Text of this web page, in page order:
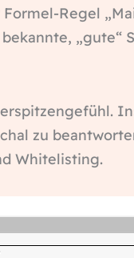
Regel
„gute“
zu
Whitelisting.